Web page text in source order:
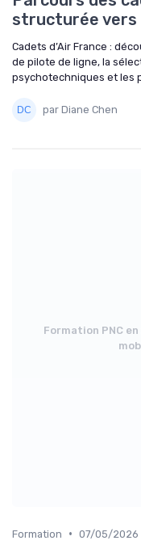
structurée vers
Cadets d’Air France :
de pilote de ligne, la
psychotechniques et les
par Diane Chen
Formation PNC
Formation • 07/05/2026